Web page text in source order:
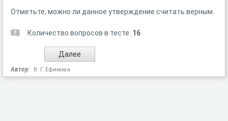
Отметьте, можно ли данное утверждение считать верным.
Количество вопросов в тесте: 16
Автор: В. Г. Ефимова